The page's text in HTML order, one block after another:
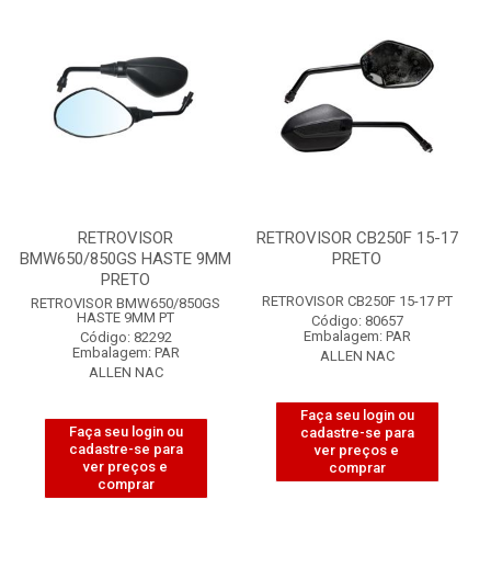
RETROVISOR
BMW650/850GS HASTE 9MM
PRETO
RETROVISOR BMW650/850GS
HASTE 9MM PT
Código: 82292
Embalagem: PAR
ALLEN NAC
Faça seu login ou
cadastre-se para
ver preços e
comprar
RETROVISOR CB250F 15-17
PRETO
RETROVISOR CB250F 15-17 PT
Código: 80657
Embalagem: PAR
ALLEN NAC
Faça seu login ou
cadastre-se para
ver preços e
comprar